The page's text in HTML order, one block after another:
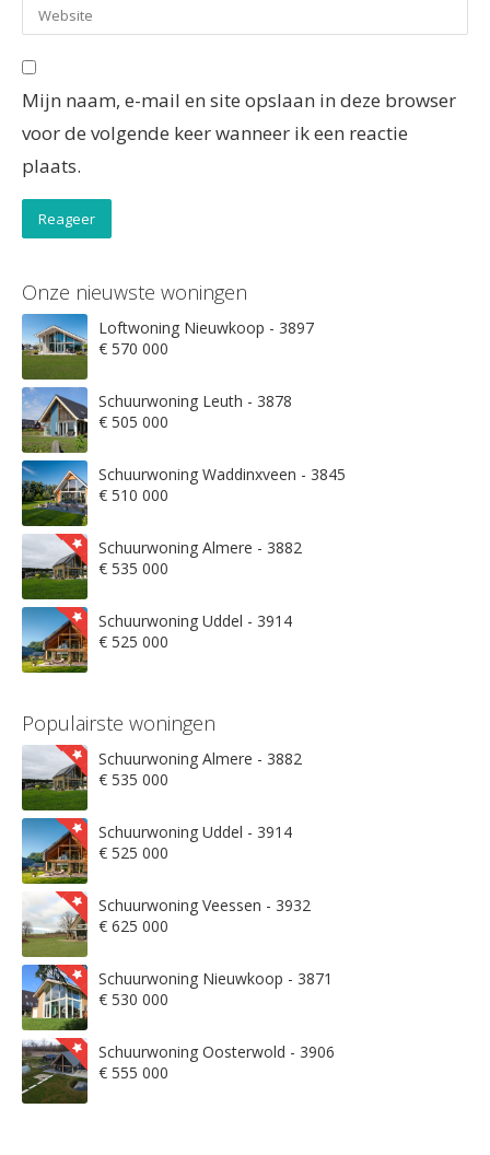
Mijn naam, e-mail en site opslaan in deze browser
voor de volgende keer wanneer ik een reactie
plaats.
Onze nieuwste woningen
Loftwoning Nieuwkoop - 3897
€ 570 000
Schuurwoning Leuth - 3878
€ 505 000
Schuurwoning Waddinxveen - 3845
€ 510 000
Schuurwoning Almere - 3882
€ 535 000
Schuurwoning Uddel - 3914
€ 525 000
Populairste woningen
Schuurwoning Almere - 3882
€ 535 000
Schuurwoning Uddel - 3914
€ 525 000
Schuurwoning Veessen - 3932
€ 625 000
Schuurwoning Nieuwkoop - 3871
€ 530 000
Schuurwoning Oosterwold - 3906
€ 555 000